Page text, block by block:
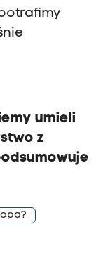
umieli
z